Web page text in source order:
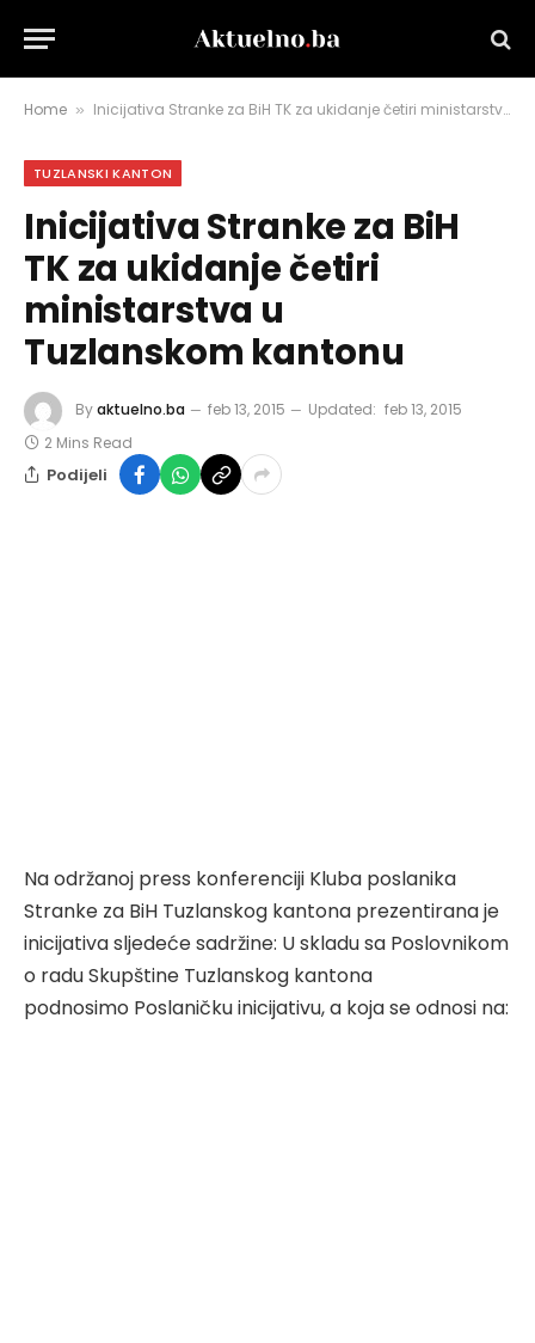
Home » Inicijativa Stranke za BiH TK za ukidanje četiri ministarstva u Tuzlanskom kantonu
TUZLANSKI KANTON
Inicijativa Stranke za BiH
TK za ukidanje četiri
ministarstva u
Tuzlanskom kantonu
Byaktuelno.ba feb 13, 2015 Updated: feb 13, 2015
2 Mins Read
Podijeli
Na održanoj press konferenciji Kluba poslanika
Stranke za BiH Tuzlanskog kantona prezentirana je
inicijativa sljedeće sadržine: U skladu sa Poslovnikom
o radu Skupštine Tuzlanskog kantona
podnosimo Poslaničku inicijativu, a koja se odnosi na: